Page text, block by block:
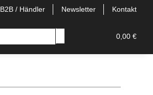
B2B / Händler Newsletter Kontakt
0,00 €
Einweg/Pods